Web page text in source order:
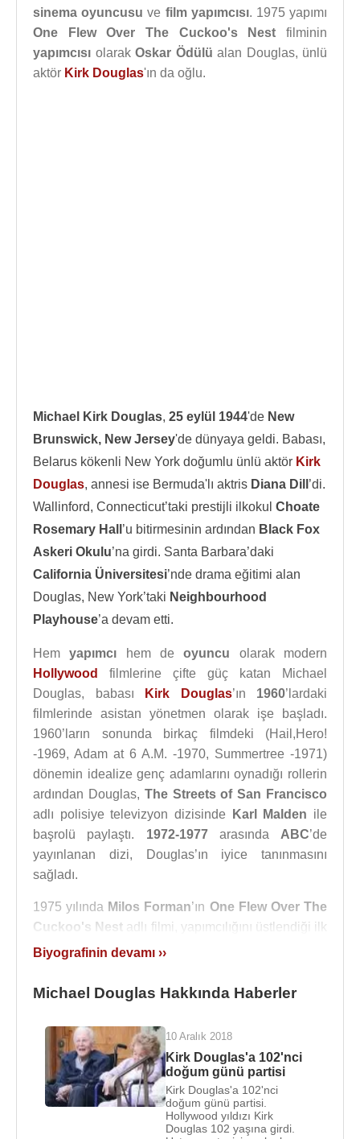
sinema oyuncusu ve film yapımcısı. 1975 yapımı
One Flew Over The Cuckoo's Nest filminin
yapımcısı olarak Oskar Ödülü alan Douglas, ünlü
aktör Kirk Douglas'ın da oğlu.
Michael Kirk Douglas, 25 eylül 1944'de New
Brunswick, New Jersey'de dünyaya geldi. Babası,
Belarus kökenli New York doğumlu ünlü aktör Kirk
Douglas, annesi ise Bermuda'lı aktris Diana Dill ’di.
Wallinford, Connecticut’taki prestijli ilkokul Choate
Rosemary Hall ’u bitirmesinin ardından Black Fox
Askeri Okulu’na girdi. Santa Barbara’daki
California Üniversitesi’nde drama eğitimi alan
Douglas, New York’taki Neighbourhood
Playhouse’a devam etti.
Hemyapımcı hem deoyuncu olarak modern
Hollywood
filmlerine çifte güç katan Michael
Douglas, babası
Kirk Douglas’ın 1960’lardaki
filmlerinde asistan yönetmen olarak işe başladı.
1960’ların sonunda birkaç filmdeki (Hail,Hero!
-1969, Adam at 6 A.M. -1970, Summertree -1971)
dönemin idealize genç adamlarını oynadığı rollerin
ardından Douglas, The Streets of San Francisco
adlı polisiye televizyon dizisinde
Karl Malden ile
başrolü paylaştı. 1972-1977arasında ABC’de
yayınlanan dizi, Douglas’ın iyice tanınmasını
sağladı.
1975 yılında Milos Forman’ın One Flew Over The
Cuckoo's Nest adlı filmi, yapımcılığını üstlendiği ilk
film oldu. Gişede büyük başarı elde eden film,
Ödülü aldı. Michael Douglas En İyi Film
1979’daJane Fonda
birlikteThe China Syndrome
üstlendi ve aynı zamandaJane Fondave
Lemmon’la birlikte filmde rol aldı.Romancing the
Stone(1984) filmine kadar oyuncudan çok yapımcı
olarak görülen Douglas,Kathleen Turner
Biyografinin devamı ››
Michael Douglas Hakkında Haberler
10 Aralık 2018
Kirk Douglas'a 102'nci
doğum günü partisi
Kirk Douglas'a 102'nci
doğum günü partisi.
Hollywood yıldızı Kirk
Douglas 102 yaşına girdi.